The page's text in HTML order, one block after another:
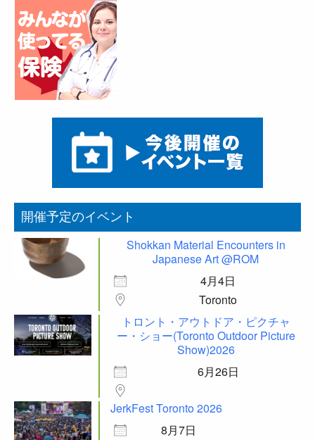
開催予定のイベント
Shokkan Material Encounters in
Japanese Art @ROM
4月4日
Toronto
トロント・アウトドア・ピクチャ
ー・ショー(Toronto Outdoor Picture
Show)2026
6月26日
JerkFest Toronto 2026
8月7日